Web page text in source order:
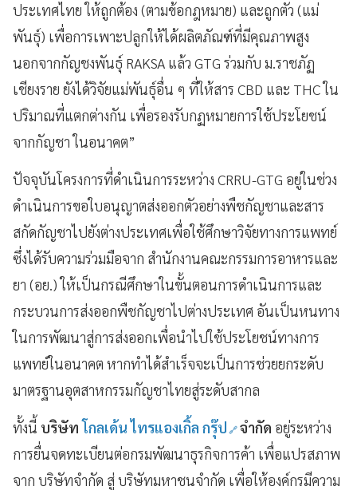
ประเทศไทย ให้ถูกต้อง (ตามข้อกฎหมาย) และถูกตัว (แม่
พันธุ์) เพื่อการเพาะปลูกให้ได้ผลิตภัณฑ์ที่มีคุณภาพสูง
นอกจากกัญชงพันธุ์ RAKSA แล้ว GTG ร่วมกับ ม.ราชภัฏ
เชียงราย ยังได้วิจัยแม่พันธุ์อื่น ๆ ที่ให้สาร CBD และ THC ใน
ปริมาณที่แตกต่างกัน เพื่อรองรับกฏหมายการใช้ประโยชน์
จากกัญชา ในอนาคต”
ปัจจุบันโครงการที่ดำเนินการระหว่าง CRRU-GTG อยู่ในช่วง
ดำเนินการขอใบอนุญาตส่งออกตัวอย่างพืชกัญชาและสาร
สกัดกัญชาไปยังต่างประเทศเพื่อใช้ศึกษาวิจัยทางการแพทย์
ซึ่งได้รับความร่วมมือจาก สำนักงานคณะกรรมการอาหารและ
ยา (อย.) ให้เป็นกรณีศึกษาในขั้นตอนการดำเนินการและ
กระบวนการส่งออกพืชกัญชาไปต่างประเทศ อันเป็นหนทาง
ในการพัฒนาสู่การส่งออกเพื่อนำไปใช้ประโยชน์ทางการ
แพทย์ในอนาคต หากทำได้สำเร็จจะเป็นการช่วยยกระดับ
มาตรฐานอุตสาหกรรมกัญชาไทยสู่ระดับสากล
ทั้งนี้ บริษัทโกลเด้น ไทรแองเกิ้ล กรุ๊ป จำกัด อยู่ระหว่าง
การยื่นจดทะเบียนต่อกรมพัฒนาธุรกิจการค้า เพื่อแปรสภาพ
จาก บริษัทจำกัด สู่ บริษัทมหาชนจำกัด เพื่อให้องค์กรมีความ